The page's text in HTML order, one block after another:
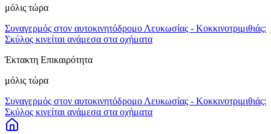
μόλις τώρα
Συναγερμός στον αυτοκινητόδρομο Λευκωσίας - Κοκκινοτριμιθιάς:
Σκύλος κινείται ανάμεσα στα οχήματα
Έκτακτη Επικαιρότητα
μόλις τώρα
Συναγερμός στον αυτοκινητόδρομο Λευκωσίας - Κοκκινοτριμιθιάς:
Σκύλος κινείται ανάμεσα στα οχήματα